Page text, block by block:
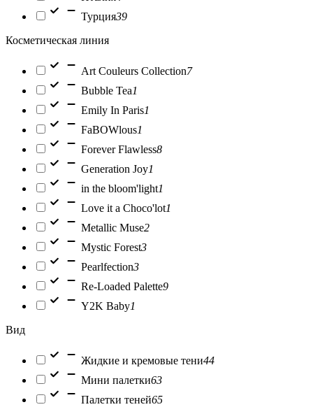
Турция39
Косметическая линия
Art Couleurs Collection7
Bubble Tea1
Emily In Paris1
FaBOWlous1
Forever Flawless8
Generation Joy1
in the bloom'light1
Love it a Choco'lot1
Metallic Muse2
Mystic Forest3
Pearlfection3
Re-Loaded Palette9
Y2K Baby1
Вид
Жидкие и кремовые тени44
Мини палетки63
Палетки теней65